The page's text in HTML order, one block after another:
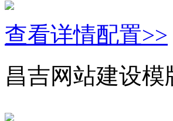
查看详情配置>>
昌吉网站建设模